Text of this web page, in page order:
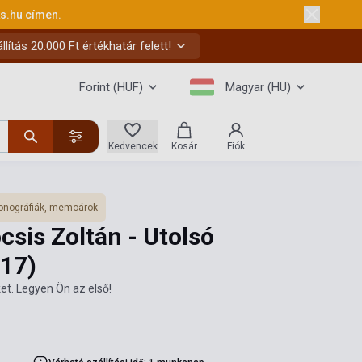
címen.
20.000 Ft értékhatár felett!
Forint (HUF) Magyar (HU)
Kedvencek Kosár Fiók
memoárok
Zoltán - Utolsó
Legyen Ön az első!